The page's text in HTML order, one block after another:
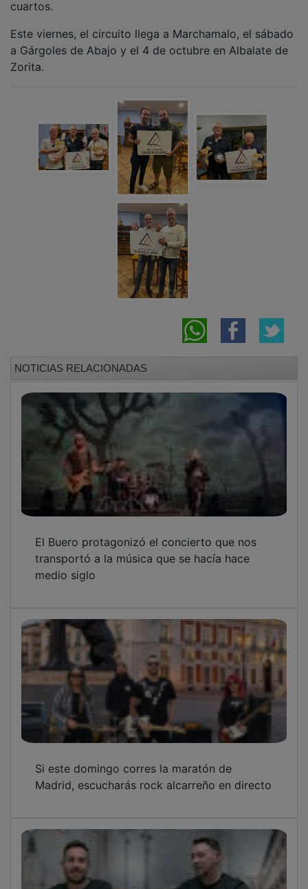
a Gárgoles de Abajo y el 4 de octubre en Albalate de
Zorita.
transportó a la música que se hacía hace
medio siglo
Madrid, escucharás rock alcarreño en directo